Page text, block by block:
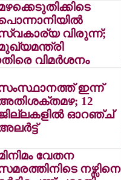
വിരുന്ന്;
വിമര്‍ശനം
ഇന്ന്
12
ഓറഞ്ച്
വേതന
നഴ്സിനെ